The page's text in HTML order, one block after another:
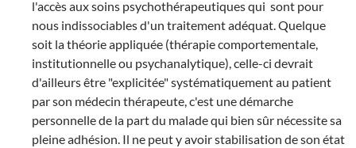
l'accès aux soins psychothérapeutiques qui sont pour
nous indissociables d'un traitement adéquat. Quelque
soit la théorie appliquée (thérapie comportementale,
institutionnelle ou psychanalytique), celle-ci devrait
d'ailleurs être "explicitée" systématiquement au patient
par son médecin thérapeute, c'est une démarche
personnelle de la part du malade qui bien sûr nécessite sa
pleine adhésion. Il ne peut y avoir stabilisation de son état